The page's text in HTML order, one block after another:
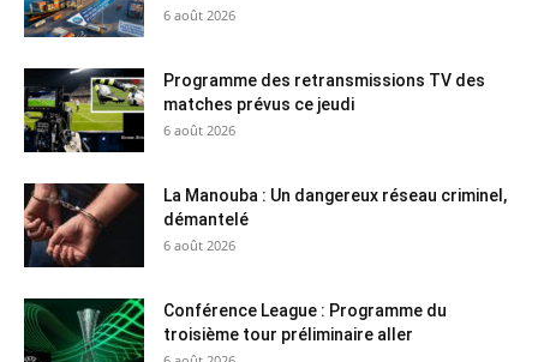
6 août 2026
Programme des retransmissions TV des
matches prévus ce jeudi
6 août 2026
La Manouba : Un dangereux réseau criminel,
démantelé
6 août 2026
Conférence League : Programme du
troisième tour préliminaire aller